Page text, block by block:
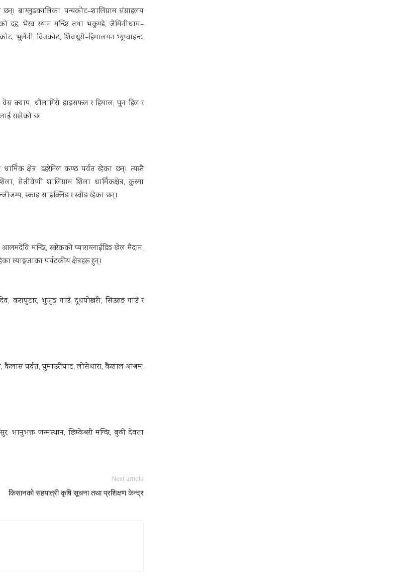
बाग्लुङकालिका, पन्चकोट–शालिग्राम संग्राहलय
दह, भैरव स्थान मन्दिर तथा भकुण्डे, जैमिनीधाम–
भुलेनी, विउकोट, शिवधुरी–हिमालयन भ्यूप्वाइन्ट,
वेस क्याप, धौलागिरी हाइसफल र हिमाल, पुन हिल र
राखेको छ।
क्षेत्र, डहरेनिल कण्ठ पर्वत रहेका छन्। त्यस्तै
सेतीवेणी शालिग्राम शिला धार्मिकक्षेत्र, कुस्मा
स्काइ साइक्लिङ र स्वीङ रहेका छन्।
मन्दिर, स्वरेकको प्याराग्लाईडिङ खेल मैदान,
स्याङ्जाका पर्यटकीय क्षेत्रहरू हुन्।
करापुटार, भुजुङ गाउँ, दूधपोखरी, सिउरुङ गाउँ र
कैलास पर्वत, घुमाउरीघाट, लोसेधारा, कैशाल आश्रम,
भानुभक्त जन्मस्थान, छिम्केश्वरी मन्दिर, बुढी देवता
Next article
किसानको सहयात्री कृषि सूचना तथा प्रशिक्षण केन्द्र